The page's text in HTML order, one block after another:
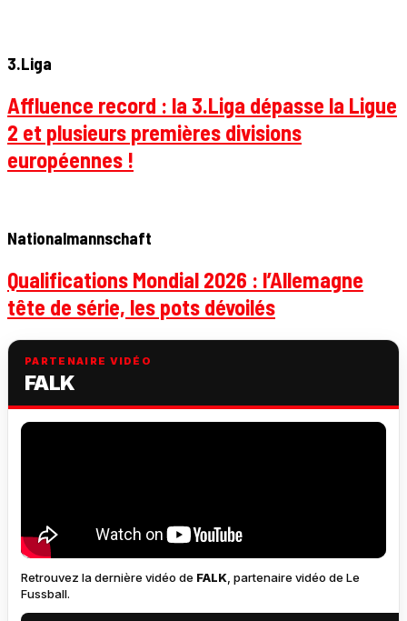
3.Liga
Affluence record : la 3.Liga dépasse la Ligue
2 et plusieurs premières divisions
européennes !
Nationalmannschaft
Qualifications Mondial 2026 : l’Allemagne
tête de série, les pots dévoilés
PARTENAIRE VIDÉO
FALK
Retrouvez la dernière vidéo de FALK , partenaire vidéo de Le
Fussball.